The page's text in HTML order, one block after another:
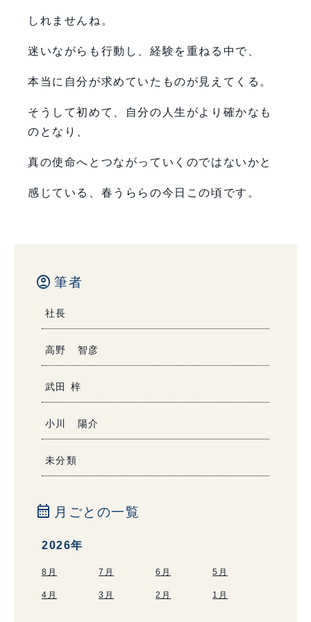
しれませんね。
迷いながらも行動し、経験を重ねる中で、
本当に自分が求めていたものが見えてくる。
そうして初めて、自分の人生がより確かなも
のとなり、
真の使命へとつながっていくのではないかと
感じている、春うららの今日この頃です。
account_circle 筆者
社長
高野 智彦
武田 梓
小川 陽介
未分類
calendar_month 月ごとの一覧
2026年
8月 7月 6月 5月
4月 3月 2月 1月